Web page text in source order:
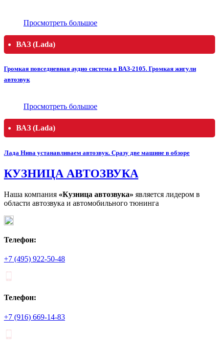
Просмотреть большое
ВАЗ (Lada)
Громкая повседневная аудио система в ВАЗ-2105. Громкая жигули
автозвук
Просмотреть большое
ВАЗ (Lada)
Лада Нива устанавливаем автозвук. Сразу две машине в обзоре
КУЗНИЦА АВТОЗВУКА
Наша компания «Кузница автозвука» является лидером в
области автозвука и автомобильного тюнинга
Телефон:
+7 (495) 922-50-48
Телефон:
+7 (916) 669-14-83